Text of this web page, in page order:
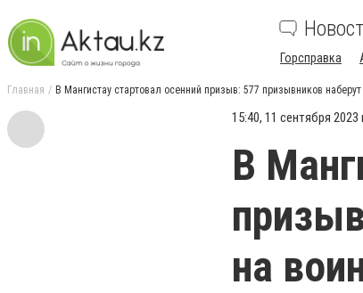
Горсправка
Главная В Мангистау стартовал осенний призыв: 577 призывников
15:40, 11 сентября 2023
В
на